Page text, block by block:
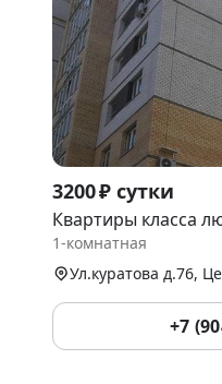
Item
1
of
3200 ₽ сутки
Квартиры класса
1-комнатная
Ул.куратова д.76,
+7